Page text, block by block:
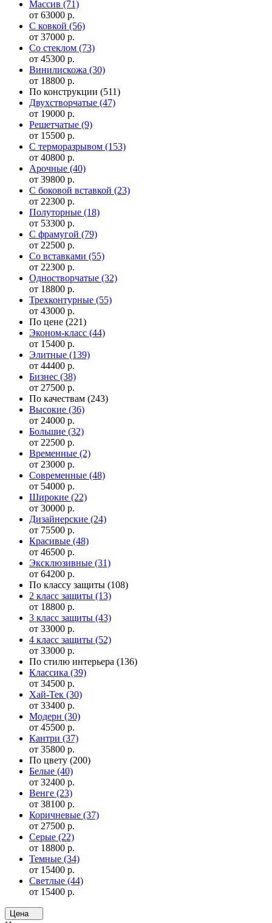
Массив (71)
от 63000 р.
С ковкой (56)
от 37000 р.
Со стеклом (73)
от 45300 р.
Винилискожа (30)
от 18800 р.
По конструкции (511)
Двухстворчатые (47)
от 19000 р.
Решетчатые (9)
от 15500 р.
С терморазрывом (153)
от 40800 р.
Арочные (40)
от 39800 р.
С боковой вставкой (23)
от 22300 р.
Полуторные (18)
от 53300 р.
С фрамугой (79)
от 22500 р.
Cо вставками (55)
от 22300 р.
Одностворчатые (32)
от 18800 р.
Трехконтурные (55)
от 43000 р.
По цене (221)
Эконом-класс (44)
от 15400 р.
Элитные (139)
от 44400 р.
Бизнес (38)
от 27500 р.
По качествам (243)
Высокие (36)
от 24000 р.
Большие (32)
от 22500 р.
Временные (2)
от 23000 р.
Современные (48)
от 54000 р.
Широкие (22)
от 30000 р.
Дизайнерские (24)
от 75500 р.
Красивые (48)
от 46500 р.
Эксклюзивные (31)
от 64200 р.
По классу защиты (108)
2 класс защиты (13)
от 18800 р.
3 класс защиты (43)
от 33000 р.
4 класс защиты (52)
от 33000 р.
По стилю интерьера (136)
Классика (39)
от 34500 р.
Хай-Тек (30)
от 33400 р.
Модерн (30)
от 45500 р.
Кантри (37)
от 35800 р.
По цвету (200)
Белые (40)
от 32400 р.
Венге (23)
от 38100 р.
Коричневые (37)
от 27500 р.
Серые (22)
от 18800 р.
Темные (34)
от 15400 р.
Светлые (44)
от 15400 р.
Цена